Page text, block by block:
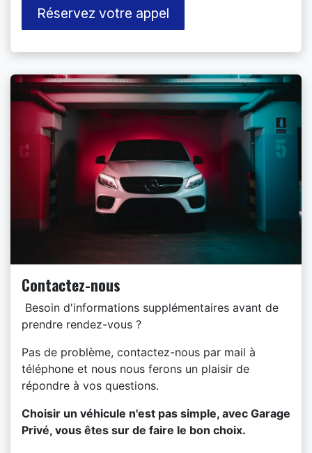
Réservez votre appel
Contactez-nous
Besoin d'informations supplémentaires avant de
prendre rendez-vous ?
Pas de problème, contactez-nous par mail à
téléphone et nous nous ferons un plaisir de
répondre à vos questions.
​Choisir un véhicule n'est pas simple, avec Garage
Privé, vous êtes sur de faire le bon choix.